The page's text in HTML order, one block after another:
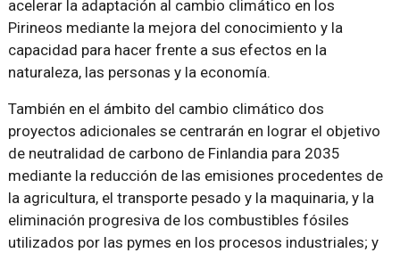
acelerar la adaptación al cambio climático en los
Pirineos mediante la mejora del conocimiento y la
capacidad para hacer frente a sus efectos en la
naturaleza, las personas y la economía.
También en el ámbito del cambio climático dos
proyectos adicionales se centrarán en lograr el objetivo
de neutralidad de carbono de Finlandia para 2035
mediante la reducción de las emisiones procedentes de
la agricultura, el transporte pesado y la maquinaria, y la
eliminación progresiva de los combustibles fósiles
utilizados por las pymes en los procesos industriales; y